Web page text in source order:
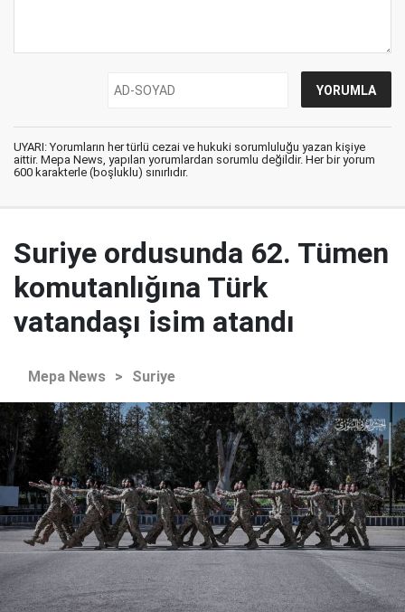
UYARI: Yorumların her türlü cezai ve hukuki sorumluluğu yazan kişiye
aittir. Mepa News, yapılan yorumlardan sorumlu değildir. Her bir yorum
600 karakterle (boşluklu) sınırlıdır.
Suriye ordusunda 62. Tümen
komutanlığına Türk
vatandaşı isim atandı
Mepa News > Suriye